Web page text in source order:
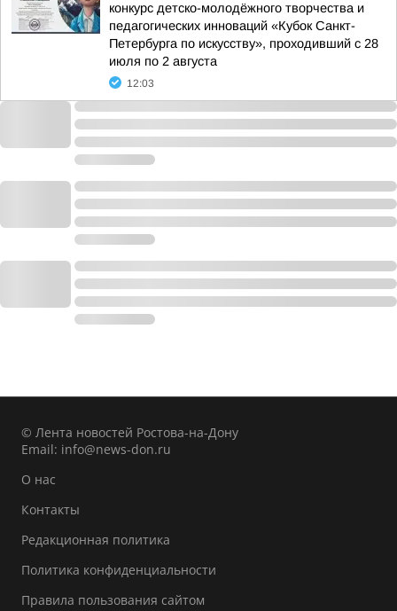
конкурс детско-молодёжного творчества и
педагогических инноваций «Кубок Санкт-
Петербурга по искусству», проходивший с 28
июля по 2 августа
12:03
© Лента новостей Ростова-на-Дону
Email: info@news-don.ru
О нас
Контакты
Редакционная политика
Политика конфиденциальности
Правила пользования сайтом